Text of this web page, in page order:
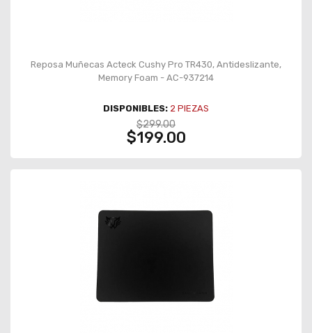
Reposa Muñecas Acteck Cushy Pro TR430, Antideslizante,
Memory Foam - AC-937214
DISPONIBLES: 2 PIEZAS
$299.00
$199.00